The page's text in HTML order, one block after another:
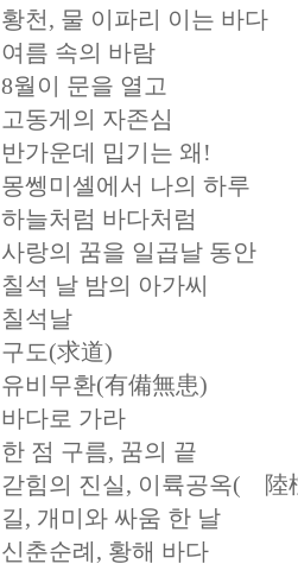
황천, 물 이파리 이는 바다
여름 속의 바람
8월이 문을 열고
고동게의 자존심
반가운데 밉기는 왜!
몽쎙미셸에서 나의 하루
하늘처럼 바다처럼
사랑의 꿈을 일곱날 동안
칠석 날 밤의 아가씨
칠석날
구도(求道)
유비무환(有備無患)
바다로 가라
한 점 구름, 꿈의 끝
갇힘의 진실, 이륙공옥(離陸
길, 개미와 싸움 한 날
신춘순례, 황해 바다